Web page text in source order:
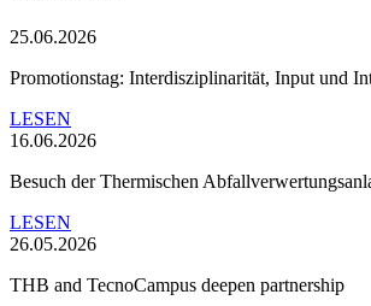
25.06.2026
Promotionstag: Interdisziplinarität, Input und
LESEN
16.06.2026
Besuch der Thermischen
LESEN
26.05.2026
THB and TecnoCampus deepen partnership